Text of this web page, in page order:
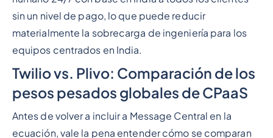
sin un nivel de pago, lo que puede reducir
materialmente la sobrecarga de ingeniería para los
equipos centrados en India.
Twilio vs. Plivo: Comparación de los
pesos pesados globales de CPaaS
Antes de volver a incluir a Message Central en la
ecuación, vale la pena entender cómo se comparan